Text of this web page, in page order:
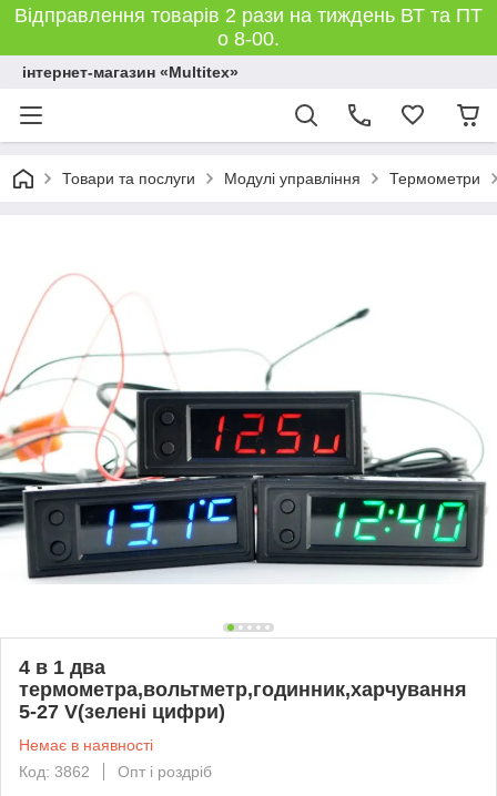
Відправлення товарів 2 рази на тиждень ВТ та ПТ
о 8-00.
інтернет-магазин «Multitex»
Товари та послуги Модулі управління Термометри
4 в 1 два
термометра,вольтметр,годинник,харчування
5-27 V(зелені цифри)
Немає в наявності
Код: 3862
Опт і роздріб